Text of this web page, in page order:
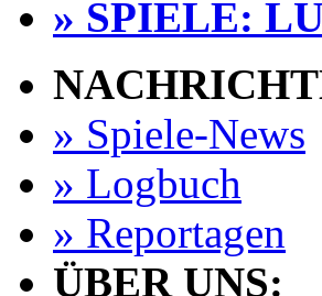
» SPIELE:
» Spiele-News
» Logbuch
» Reportagen
ÜBER UNS: